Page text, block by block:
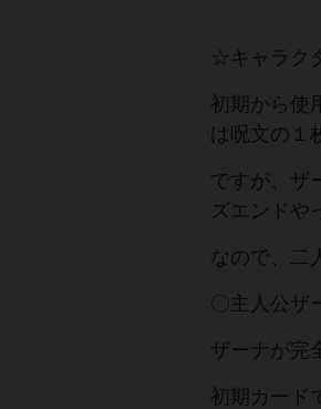
☆キャラク
初期から使
は呪文の１
ですが、ザ
ズエンドや
なので、二
〇主人公ザ
ザーナが完
初期カード